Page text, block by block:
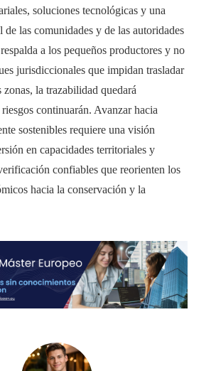
soluciones tecnológicas y una
de las comunidades y de las autoridades
a los pequeños productores y no
jurisdiccionales que impidan trasladar
zonas, la trazabilidad quedará
continuarán. Avanzar hacia
sostenibles requiere una visión
en capacidades territoriales y
confiables que reorienten los
hacia la conservación y la